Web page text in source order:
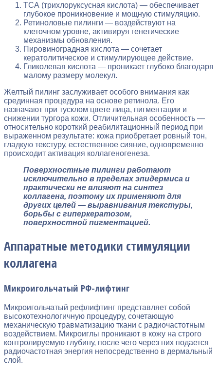
ТСА (трихлоруксусная кислота) — обеспечивает
глубокое проникновение и мощную стимуляцию.
Ретиноловые пилинги — воздействуют на
клеточном уровне, активируя генетические
механизмы обновления.
Пировиноградная кислота — сочетает
кератолитическое и стимулирующее действие.
Гликолевая кислота — проникает глубоко благодаря
малому размеру молекул.
Желтый пилинг заслуживает особого внимания как
срединная процедура на основе ретинола. Его
назначают при тусклом цвете лица, пигментации и
снижении тургора кожи. Отличительная особенность —
относительно короткий реабилитационный период при
выраженном результате: кожа приобретает ровный тон,
гладкую текстуру, естественное сияние, одновременно
происходит активация коллагеногенеза.
Поверхностные пилинги работают
исключительно в пределах эпидермиса и
практически не влияют на синтез
коллагена, поэтому их применяют для
других целей — выравнивания текстуры,
борьбы с гиперкератозом,
поверхностной пигментацией.
Аппаратные методики стимуляции
коллагена
Микроигольчатый РФ-лифтинг
Микроигольчатый рефлифтинг представляет собой
высокотехнологичную процедуру, сочетающую
механическую травматизацию ткани с радиочастотным
воздействием. Микроиглы проникают в кожу на строго
контролируемую глубину, после чего через них подается
радиочастотная энергия непосредственно в дермальный
слой.